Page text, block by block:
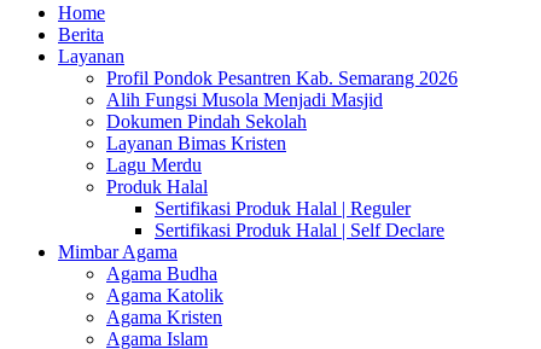
Home
Berita
Layanan
Profil Pondok Pesantren Kab. Semarang 2026
Alih Fungsi Musola Menjadi Masjid
Dokumen Pindah Sekolah
Layanan Bimas Kristen
Lagu Merdu
Produk Halal
Sertifikasi Produk Halal | Reguler
Sertifikasi Produk Halal | Self Declare
Mimbar Agama
Agama Budha
Agama Katolik
Agama Kristen
Agama Islam